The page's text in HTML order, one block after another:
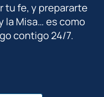
tu fe, y prepararte
la Misa… es como
contigo 24/7.